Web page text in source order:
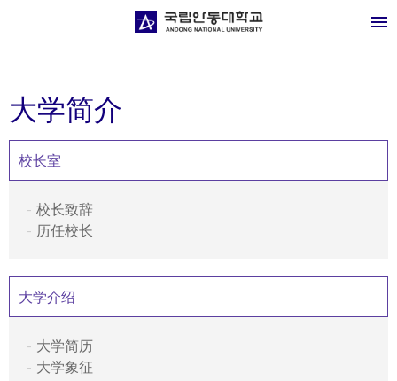
大学简介
校长室
校长致辞
历任校长
大学介绍
大学简历
大学象征